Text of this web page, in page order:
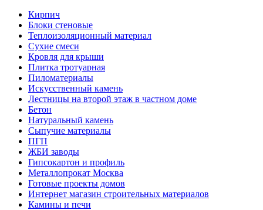
Кирпич
Блоки стеновые
Теплоизоляционный материал
Сухие смеси
Кровля для крыши
Плитка тротуарная
Пиломатериалы
Искусственный камень
Лестницы на второй этаж в частном доме
Бетон
Натуральный камень
Сыпучие материалы
ПГП
ЖБИ заводы
Гипсокартон и профиль
Металлопрокат Москва
Готовые проекты домов
Интернет магазин строительных материалов
Камины и печи